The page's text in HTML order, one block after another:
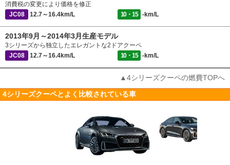
消費税の変更により価格を修正
JC08
12.7～16.4km/L 10・15 -km/L
2013年9月～2014年3月生産モデル
3シリーズから独立したエレガントな2ドアクーペ
JC08
12.7～16.4km/L 10・15 -km/L
▲4シリーズクーペの燃費TOPへ
4シリーズクーペとよく比較されている車